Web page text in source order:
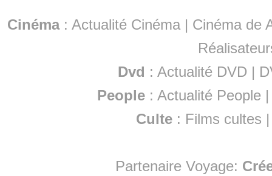
Cinéma: Actualité Cinéma | Cinéma de
Dvd : Actualité DVD |
People :Actualité People
Culte : Films cultes
Partenaire Voyage: